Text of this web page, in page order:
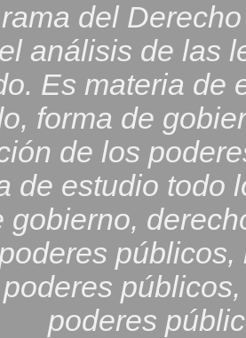
del
análisis de las
Es materia de
forma de
de los
de estudio todo
gobierno,
poderes